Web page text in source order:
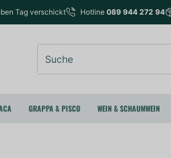
Tag verschickt Hotline 089 944 272 94
GRAPPA & PISCO WEIN & SCHAUMWEIN